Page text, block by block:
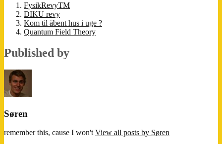
FysikRevyTM
DIKU revy
Kom til åbent hus i uge ?
Quantum Field Theory
Published by
Søren
remember this, cause I won't View all posts by Søren